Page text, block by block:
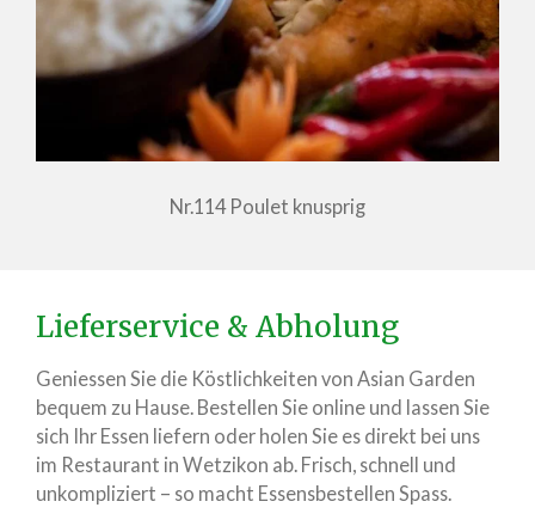
Nr.114 Poulet knusprig
Lieferservice & Abholung
Geniessen Sie die Köstlichkeiten von Asian Garden
bequem zu Hause. Bestellen Sie online und lassen Sie
sich Ihr Essen liefern oder holen Sie es direkt bei uns
im Restaurant in Wetzikon ab. Frisch, schnell und
unkompliziert – so macht Essensbestellen Spass.